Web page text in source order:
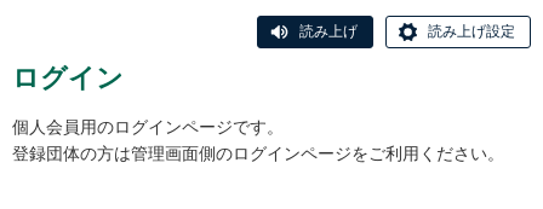
読み上げ 読み上げ設定
ログイン
個人会員用のログインページです。
登録団体の方は管理画面側のログインページをご利用ください。